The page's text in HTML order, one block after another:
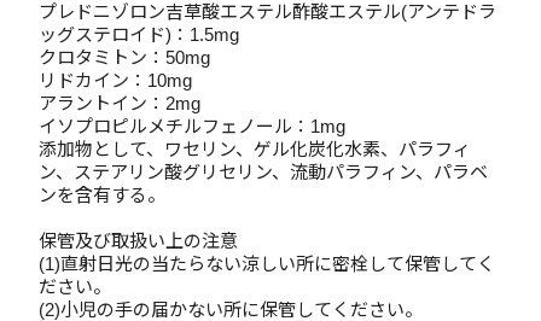
プレドニゾロン吉草酸エステル酢酸エステル(アンテドラ
ッグステロイド)：1.5mg
クロタミトン：50mg
リドカイン：10mg
アラントイン：2mg
イソプロピルメチルフェノール：1mg
添加物として、ワセリン、ゲル化炭化水素、パラフィ
ン、ステアリン酸グリセリン、流動パラフィン、パラベ
ンを含有する。
保管及び取扱い上の注意
(1)直射日光の当たらない涼しい所に密栓して保管してく
ださい。
(2)小児の手の届かない所に保管してください。